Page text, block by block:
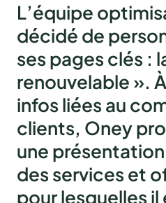
L’équipe
décidé de
ses pages clés :
renouvelable ».
infos liées au
clients, Oney
une
des services et
pour lesquelles il